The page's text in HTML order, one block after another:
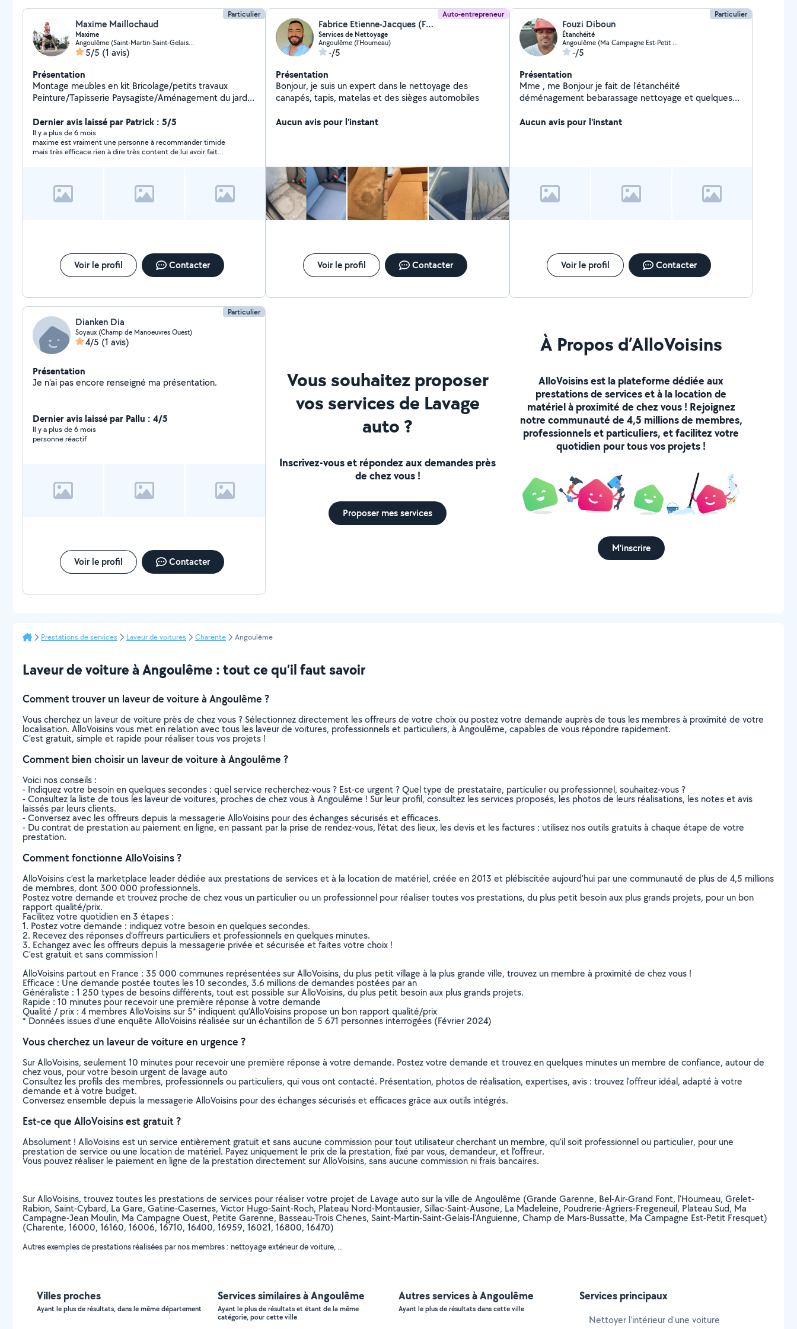
Particulier
Maxime Maillochaud
Maxime
Angoulême (Saint-Martin-Saint-Gelais-l'Anguienne)
5/5 (1 avis)
Présentation
Montage meubles en kit Bricolage/petits travaux
Peinture/Tapisserie Paysagiste/Aménagement du jardin
Évacuation déchets Déménagement Manutention
Lavage auto Livraison Transport de colis Homme de
Ménage Aide à domicile Livraison de courses Garde
chien Garde animaux Home sitting Gardiennage Baby
Dernier avis laissé par Patrick : 5/5
Il y a plus de 6 mois
maxime est vraiment une personne à recommander timide
mais très efficace rien à dire très content de lui avoir fait
Voir le profil Contacter
Auto-entrepreneur
Fabrice Etienne-Jacques (FABRICE ETIENNE-JACQUES)
Services de Nettoyage
Angoulême (l'Houmeau)
-/5
Présentation
Bonjour, je suis un expert dans le nettoyage des
canapés, tapis, matelas et des sièges automobiles
Aucun avis pour l'instant
Voir le profil Contacter
Particulier
Fouzi Diboun
Étanchéité
Angoulême (Ma Campagne Est-Petit Fresquet)
-/5
Présentation
Mme , me Bonjour je fait de l'étanchéité
déménagement bebarassage nettoyage et quelques
Aucun avis pour l'instant
Voir le profil Contacter
Particulier
Dianken Dia
Soyaux (Champ de Manoeuvres Ouest)
4/5 (1 avis)
Présentation
Je n'ai pas encore renseigné ma présentation.
Dernier avis laissé par Pallu : 4/5
Il y a plus de 6 mois
personne réactif
Voir le profil Contacter
Vous souhaitez proposer
vos services de Lavage
auto ?
Inscrivez-vous et répondez aux demandes près
de chez vous !
Proposer mes services
À Propos d’AlloVoisins
AlloVoisins est la plateforme dédiée aux
prestations de services et à la location de
matériel à proximité de chez vous ! Rejoignez
notre communauté de 4,5 millions de membres,
professionnels et particuliers, et facilitez votre
quotidien pour tous vos projets !
M'inscrire
Prestations de services Laveur de voitures Charente Angoulême
Laveur de voiture à Angoulême : tout ce qu’il faut savoir
Comment trouver un laveur de voiture à Angoulême ?
Vous cherchez un laveur de voiture près de chez vous ? Sélectionnez directement les offreurs de votre choix ou postez votre demande auprès de tous les membres à proximité de votre
localisation. AlloVoisins vous met en relation avec tous les laveur de voitures, professionnels et particuliers, à Angoulême, capables de vous répondre rapidement.
C’est gratuit, simple et rapide pour réaliser tous vos projets !
Comment bien choisir un laveur de voiture à Angoulême ?
Voici nos conseils :
- Indiquez votre besoin en quelques secondes : quel service recherchez-vous ? Est-ce urgent ? Quel type de prestataire, particulier ou professionnel, souhaitez-vous ?
- Consultez la liste de tous les laveur de voitures, proches de chez vous à Angoulême ! Sur leur profil, consultez les services proposés, les photos de leurs réalisations, les notes et avis
laissés par leurs clients.
- Conversez avec les offreurs depuis la messagerie AlloVoisins pour des échanges sécurisés et efficaces.
- Du contrat de prestation au paiement en ligne, en passant par la prise de rendez-vous, l’état des lieux, les devis et les factures : utilisez nos outils gratuits à chaque étape de votre
prestation.
Comment fonctionne AlloVoisins ?
AlloVoisins c’est la marketplace leader dédiée aux prestations de services et à la location de matériel, créée en 2013 et plébiscitée aujourd’hui par une communauté de plus de 4,5 millions
de membres, dont 300 000 professionnels.
Postez votre demande et trouvez proche de chez vous un particulier ou un professionnel pour réaliser toutes vos prestations, du plus petit besoin aux plus grands projets, pour un bon
rapport qualité/prix.
Facilitez votre quotidien en 3 étapes :
1. Postez votre demande : indiquez votre besoin en quelques secondes.
2. Recevez des réponses d’offreurs particuliers et professionnels en quelques minutes.
3. Echangez avec les offreurs depuis la messagerie privée et sécurisée et faites votre choix !
C’est gratuit et sans commission !
AlloVoisins partout en France : 35 000 communes représentées sur AlloVoisins, du plus petit village à la plus grande ville, trouvez un membre à proximité de chez vous !
Efficace : Une demande postée toutes les 10 secondes, 3.6 millions de demandes postées par an
Généraliste : 1 250 types de besoins différents, tout est possible sur AlloVoisins, du plus petit besoin aux plus grands projets.
Rapide : 10 minutes pour recevoir une première réponse à votre demande
Qualité / prix : 4 membres AlloVoisins sur 5* indiquent qu’AlloVoisins propose un bon rapport qualité/prix
* Données issues d’une enquête AlloVoisins réalisée sur un échantillon de 5 671 personnes interrogées (Février 2024)
Vous cherchez un laveur de voiture en urgence ?
Sur AlloVoisins, seulement 10 minutes pour recevoir une première réponse à votre demande. Postez votre demande et trouvez en quelques minutes un membre de confiance, autour de
chez vous, pour votre besoin urgent de lavage auto
Consultez les profils des membres, professionnels ou particuliers, qui vous ont contacté. Présentation, photos de réalisation, expertises, avis : trouvez l'offreur idéal, adapté à votre
demande et à votre budget.
Conversez ensemble depuis la messagerie AlloVoisins pour des échanges sécurisés et efficaces grâce aux outils intégrés.
Est-ce que AlloVoisins est gratuit ?
Absolument ! AlloVoisins est un service entièrement gratuit et sans aucune commission pour tout utilisateur cherchant un membre, qu’il soit professionnel ou particulier, pour une
prestation de service ou une location de matériel. Payez uniquement le prix de la prestation, fixé par vous, demandeur, et l’offreur.
Vous pouvez réaliser le paiement en ligne de la prestation directement sur AlloVoisins, sans aucune commission ni frais bancaires.
Sur AlloVoisins, trouvez toutes les prestations de services pour réaliser votre projet de Lavage auto sur la ville de Angoulême (Grande Garenne, Bel-Air-Grand Font, l'Houmeau, Grelet-
Rabion, Saint-Cybard, La Gare, Gatine-Casernes, Victor Hugo-Saint-Roch, Plateau Nord-Montausier, Sillac-Saint-Ausone, La Madeleine, Poudrerie-Agriers-Fregeneuil, Plateau Sud, Ma
Campagne-Jean Moulin, Ma Campagne Ouest, Petite Garenne, Basseau-Trois Chenes, Saint-Martin-Saint-Gelais-l'Anguienne, Champ de Mars-Bussatte, Ma Campagne Est-Petit Fresquet)
(Charente, 16000, 16160, 16006, 16710, 16400, 16959, 16021, 16800, 16470)
Autres exemples de prestations réalisées par nos membres : nettoyage extérieur de voiture, ..
Villes proches
Ayant le plus de résultats, dans le même département
Services similaires à Angoulême
Ayant le plus de résultats et étant de la même
catégorie, pour cette ville
Autres services à Angoulême
Ayant le plus de résultats dans cette ville
Services principaux
Nettoyer l'intérieur d'une voiture